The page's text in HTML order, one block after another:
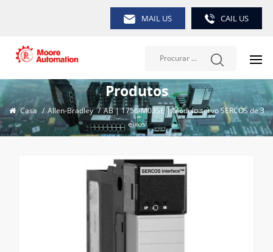
MAIL US CAIL US
Produtos
Casa / Allen-Bradley / AB | 1756-M03SE | Módulo servo SERCOS de 3
eixos